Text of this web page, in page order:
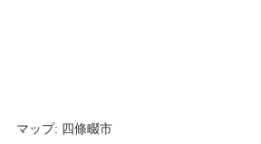
マップ: 四條畷市